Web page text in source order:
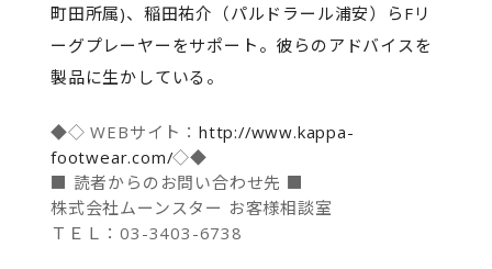
町田所属)、稲田祐介（パルドラール浦安）らFリ
ーグプレーヤーをサポート。彼らのアドバイスを
製品に生かしている。
◆◇ WEBサイト： http://www.kappa-
footwear.com/◇◆
■ 読者からのお問い合わせ先 ■
株式会社ムーンスター お客様相談室
ＴＥＬ：03-3403-6738